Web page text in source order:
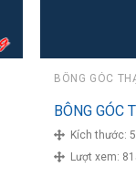
BÔNG GÓC
BÔNG GÓC
Kích thước:
Lượt xem: